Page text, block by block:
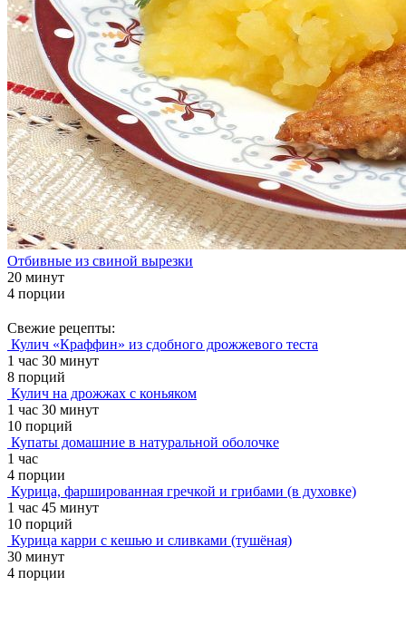
Отбивные из свиной вырезки
20 минут
4 порции
Свежие рецепты:
Кулич «Краффин» из сдобного дрожжевого теста
1 час 30 минут
8 порций
Кулич на дрожжах с коньяком
1 час 30 минут
10 порций
Купаты домашние в натуральной оболочке
1 час
4 порции
Курица, фаршированная гречкой и грибами (в духовке)
1 час 45 минут
10 порций
Курица карри с кешью и сливками (тушёная)
30 минут
4 порции